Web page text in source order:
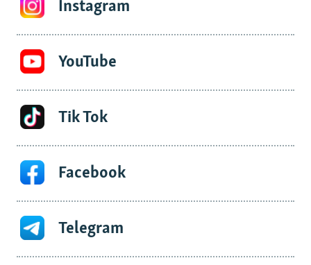
Instagram
YouTube
Tik Tok
Facebook
Telegram